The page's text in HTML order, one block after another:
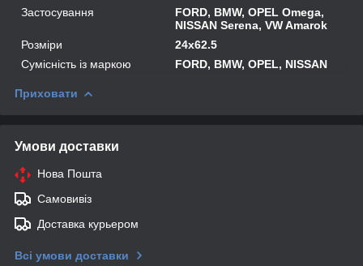
Застосування
FORD, BMW, OPEL Omega,
NISSAN Serena, VW Amarok
Розміри
24x62.5
Сумісність із маркою
FORD, BMW, OPEL, NISSAN
Приховати
Умови доставки
Нова Пошта
Самовивіз
Доставка курьером
Всі умови доставки